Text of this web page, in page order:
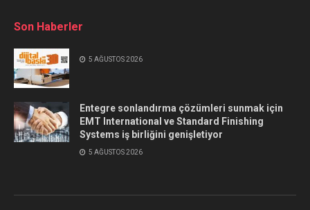
Son Haberler
5 AĞUSTOS 2026
Entegre sonlandırma çözümleri sunmak için
EMT International ve Standard Finishing
Systems iş birliğini genişletiyor
5 AĞUSTOS 2026